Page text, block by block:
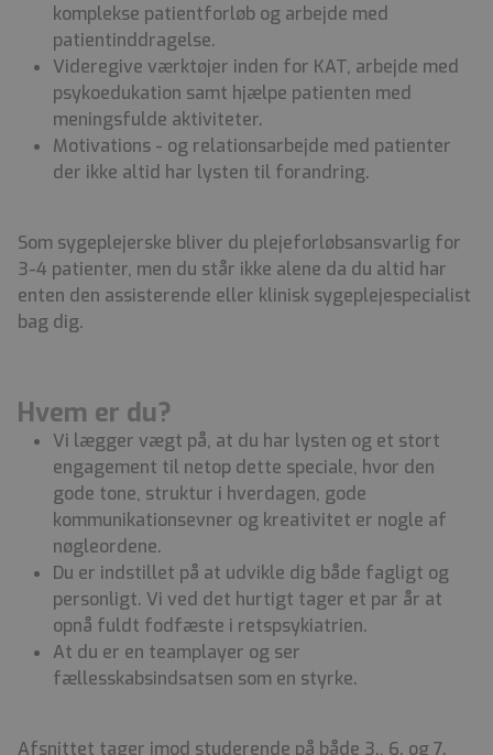
komplekse patientforløb og arbejde med
patientinddragelse.
Videregive værktøjer inden for KAT, arbejde med
psykoedukation samt hjælpe patienten med
meningsfulde aktiviteter.
Motivations - og relationsarbejde med patienter
der ikke altid har lysten til forandring.
Som sygeplejerske bliver du plejeforløbsansvarlig for
3-4 patienter, men du står ikke alene da du altid har
enten den assisterende eller klinisk sygeplejespecialist
bag dig.
Hvem er du?
Vi lægger vægt på, at du har lysten og et stort
engagement til netop dette speciale, hvor den
gode tone, struktur i hverdagen, gode
kommunikationsevner og kreativitet er nogle af
nøgleordene.
Du er indstillet på at udvikle dig både fagligt og
personligt. Vi ved det hurtigt tager et par år at
opnå fuldt fodfæste i retspsykiatrien.
At du er en teamplayer og ser
fællesskabsindsatsen som en styrke.
Afsnittet tager imod studerende på både 3., 6. og 7.